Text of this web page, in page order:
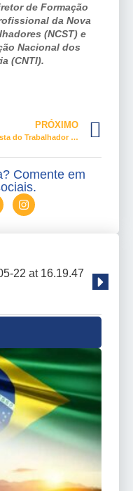
de Formação
da Nova
(NCST) e
Nacional dos
(CNTI).
PRÓXIMO
23ª Festa do Trabalhador Hoteleiro com celebração e solidariedade em Laranjal
Comente em